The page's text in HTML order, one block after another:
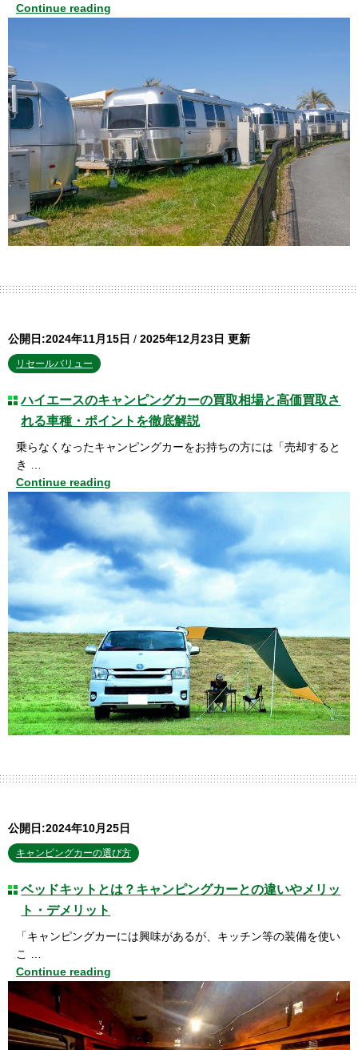
Continue reading
公開日:2024年11月15日 / 2025年12月23日 更新
リセールバリュー
ハイエースのキャンピングカーの買取相場と高価買取さ
れる車種・ポイントを徹底解説
乗らなくなったキャンピングカーをお持ちの方には「売却すると
き …
Continue reading
公開日:2024年10月25日
キャンピングカーの選び方
ベッドキットとは？キャンピングカーとの違いやメリッ
ト・デメリット
「キャンピングカーには興味があるが、キッチン等の装備を使い
こ …
Continue reading